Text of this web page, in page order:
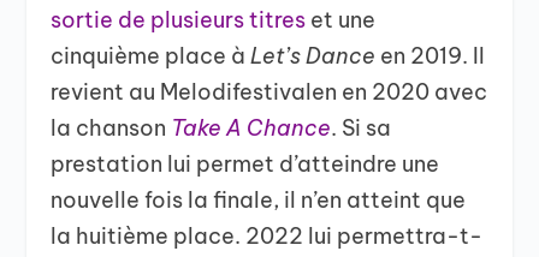
sortie de plusieurs titres et une
cinquième place àLet’s Dance en 2019. Il
revient au Melodifestivalen en 2020 avec
la chanson Take A Chance. Si sa
prestation lui permet d’atteindre une
nouvelle fois la finale, il n’en atteint que
la huitième place. 2022 lui permettra-t-